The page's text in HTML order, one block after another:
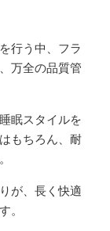
行う中、フラ
万全の品質管
眠スタイルを
もちろん、耐
が、長く快適
。